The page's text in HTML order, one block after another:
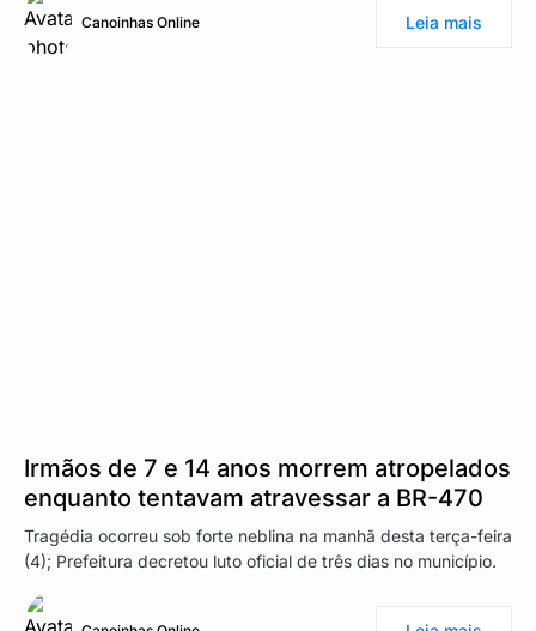
Canoinhas Online Leia mais
Irmãos de 7 e 14 anos morrem atropelados
enquanto tentavam atravessar a BR-470
Tragédia ocorreu sob forte neblina na manhã desta terça-feira
(4); Prefeitura decretou luto oficial de três dias no município.